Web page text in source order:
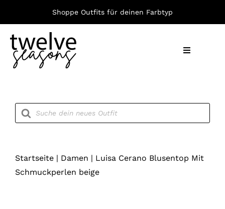
springen
Shoppe Outfits für deinen Farbtyp
Toggle
Products
search
Startseite| Damen | Luisa Cerano Blusentop Mit
Schmuckperlen beige